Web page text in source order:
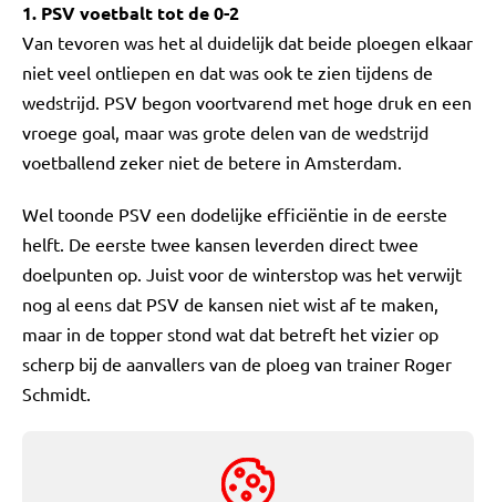
1. PSV voetbalt tot de 0-2
Van tevoren was het al duidelijk dat beide ploegen elkaar
niet veel ontliepen en dat was ook te zien tijdens de
wedstrijd. PSV begon voortvarend met hoge druk en een
vroege goal, maar was grote delen van de wedstrijd
voetballend zeker niet de betere in Amsterdam.
Wel toonde PSV een dodelijke efficiëntie in de eerste
helft. De eerste twee kansen leverden direct twee
doelpunten op. Juist voor de winterstop was het verwijt
nog al eens dat PSV de kansen niet wist af te maken,
maar in de topper stond wat dat betreft het vizier op
scherp bij de aanvallers van de ploeg van trainer Roger
Schmidt.